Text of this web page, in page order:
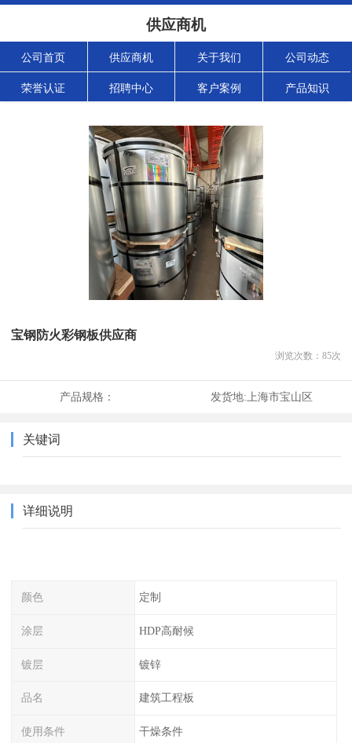
供应商机
公司首页 供应商机 关于我们 公司动态
荣誉认证 招聘中心 客户案例 产品知识
宝钢防火彩钢板供应商
浏览次数： 85次
产品规格： 发货地: 上海市宝山区
关键词
详细说明
颜色 定制
涂层 HDP高耐候
镀层 镀锌
品名 建筑工程板
使用条件 干燥条件